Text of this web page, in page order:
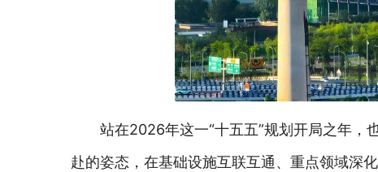
站在2026年这一“十五五”规划开局之年，
赴的姿态，在基础设施互联互通、重点领域深